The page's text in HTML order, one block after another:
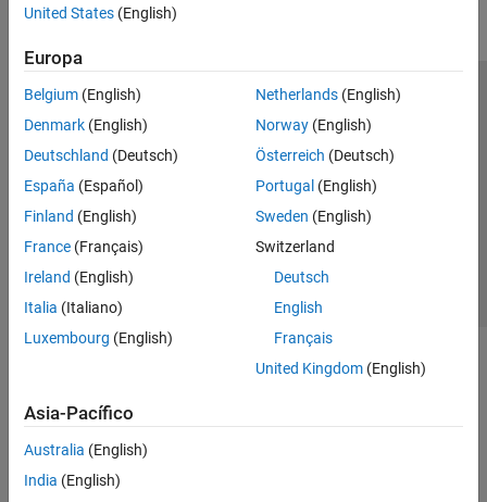
Motor Control Blockset
Raspberry Pi Blockset
Reinforcement Learning Toolbox
STM32 Microcontroller Blockset
System Identification Toolbox
United States (English)
Europa
Belgium (English)
Denmark (English)
Deutschland (Deutsch)
España (Español)
Finland (English)
France (Français)
Ireland (English)
Italia (Italiano)
Luxembourg (English)
Netherlands(English)
Norway(English)
Österreich (Deutsch)
Portugal (English)
Sweden (English)
Switzerland
Deutsch
English
Français
United Kingdom(English)
Asia-Pacífico
Australia (English)
India (English)
Centro de confianza
Marcas comerciales
Política de privacidad
Antipiratería
Estado de las aplicaciones
Información de contacto
© 1994-2026 The MathWorks, Inc.
Seleccione un país/